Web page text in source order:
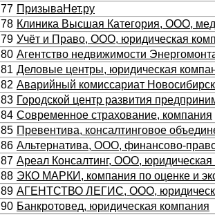
77 ПризываНет.ру
78 Клиника Высшая Категория, ООО,
79 Учёт и Право, ООО, юридическая
80 Агентство недвижимости
81 Деловые центры, юридическая
82 Аварийный комиссариат
83 Городской центр развития
84 Современное страхование, компания
85 Превентива, консалтинговое
86 Альтернатива, ООО, финансово-
87 Ареал Консалтинг, ООО,
88 ЭКО МАРКИ, компания по оценке и
89 АГЕНТСТВО ЛЕГИС, ООО,
90 Банкротовед, юридическая компания